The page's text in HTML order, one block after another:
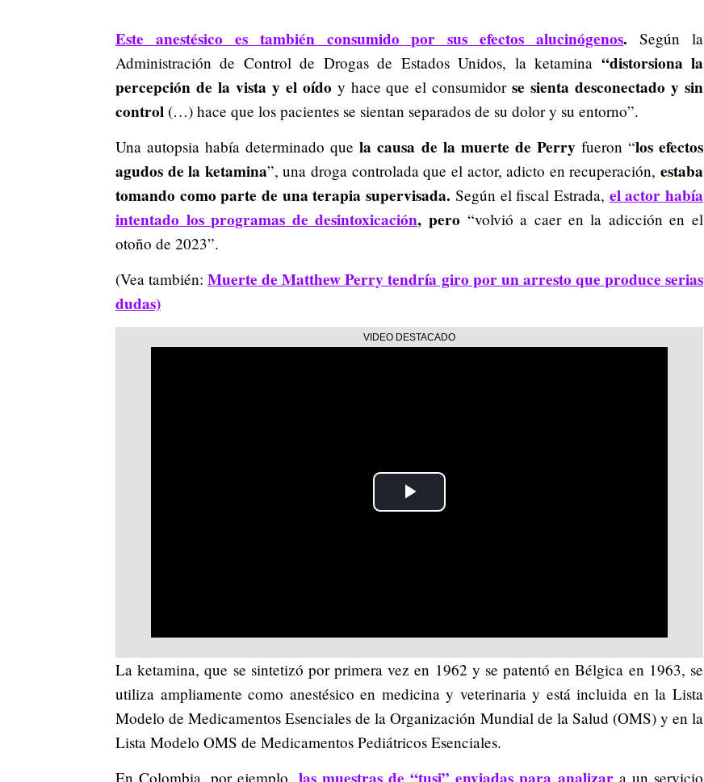
Este anestésico es también consumido por sus efectos alucinógenos.Según la
Administración de Control de Drogas de Estados Unidos, la ketamina “distorsiona la
percepción de la vista y el oído y hace que el consumidorse sienta desconectado y sin
control (…) hace que los pacientes se sientan separados de su dolor y su entorno”.
Una autopsia había determinado que la causa de la muerte de Perryfueron “los efectos
agudos de la ketamina”, una droga controlada que el actor, adicto en recuperación, estaba
tomando como parte de una terapia supervisada. Según el fiscal Estrada, el actor había
intentado los programas de desintoxicación, pero “volvió a caer en la adicción en el
otoño de 2023”.
(Vea también:Muerte de Matthew Perry tendría giro por un arresto que produce serias
dudas)
Play
La ketamina, que se sintetizó por primera vez en 1962 y se patentó en Bélgica en 1963, se
utiliza ampliamente como anestésico en medicina y veterinaria y está incluida en la Lista
Modelo de Medicamentos Esenciales de la Organización Mundial de la Salud (OMS) y en la
Lista Modelo OMS de Medicamentos Pediátricos Esenciales.
En Colombia, por ejemplo,
a un servicio